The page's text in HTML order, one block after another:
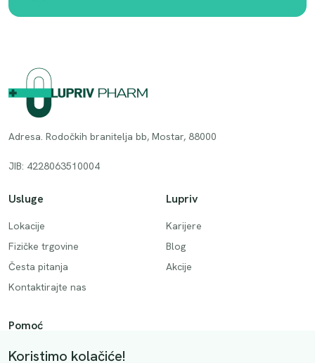
Adresa. Rodočkih branitelja bb, Mostar, 88000
JIB: 4228063510004
Usluge
Lokacije
Fizičke trgovine
Česta pitanja
Kontaktirajte nas
Lupriv
Karijere
Blog
Akcije
Pomoć
Način plaćanja
Koristimo kolačiće!